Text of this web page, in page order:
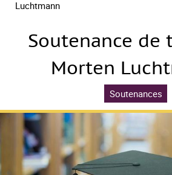
Luchtmann
Soutenance de
Morten
Soutenances